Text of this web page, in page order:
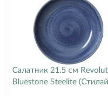
Салатник 21.5 см
Bluestone Steelite